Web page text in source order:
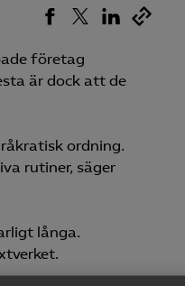
företag
är dock att de
ordning.
rutiner, säger
långa.